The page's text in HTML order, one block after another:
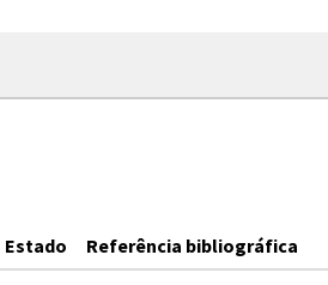
Estado Referência bibliográfica